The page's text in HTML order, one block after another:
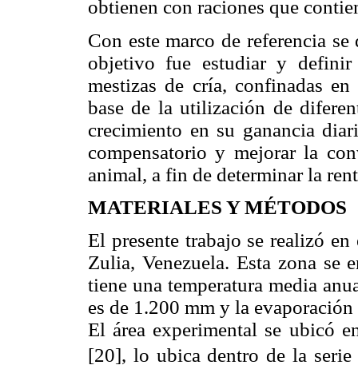
obtienen con raciones que
Con este marco de referencia
objetivo fue estudiar y definir
mestizas de cría, confinadas
base de la utilización de
crecimiento en su ganancia
compensatorio y mejorar la
animal, a fin de determinar la
MATERIALES Y MÉTODOS
El presente trabajo se realizó
Zulia, Venezuela. Esta zona se
tiene una temperatura media
es de 1.200 mm y la
El área experimental se ubicó
[20], lo ubica dentro de la serie